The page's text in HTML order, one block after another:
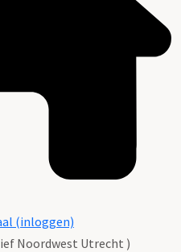
(inloggen)
Noordwest Utrecht )